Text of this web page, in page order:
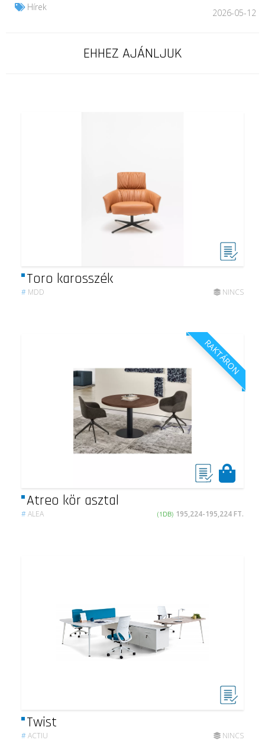
Hírek
2026-05-12
EHHEZ AJÁNLJUK
Toro karosszék
# MDD NINCS
RAKTÁRON
Atreo kör asztal
#ALEA (1DB) 195,224-195,224 FT.
Twist
#ACTIU NINCS